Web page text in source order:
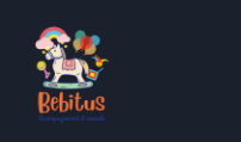
content